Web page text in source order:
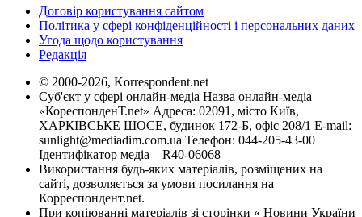
Договір користування сайтом
Політика у сфері конфіденційності і персональних даних
Угода щодо користування
Редакція
© 2000-2026, Korrespondent.net
Суб'єкт у сфері онлайн-медіа Назва онлайн-медіа –
«КореспонденТ.net» Адреса: 02091, місто Київ,
ХАРКІВСЬКЕ ШОСЕ, будинок 172-Б, офіс 208/1 E-mail:
sunlight@mediadim.com.ua Телефон: 044-205-43-00
Ідентифікатор медіа – R40-06068
Використання будь-яких матеріалів, розміщених на
сайті, дозволяється за умови посилання на
Корреспондент.net.
При копіюванні матеріалів зі сторінки « Новини України